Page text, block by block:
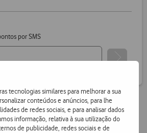
tecnologias similares para melhorar a sua
conteúdos e anúncios, para lhe
de redes sociais, e para analisar dados
informação, relativa à sua utilização do
de publicidade, redes sociais e de
por SMS